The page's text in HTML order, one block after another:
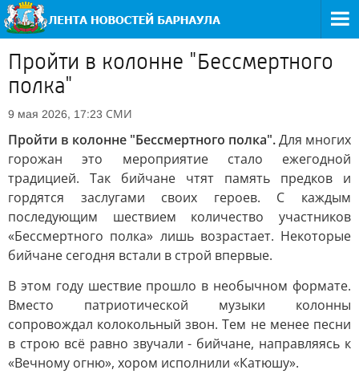
Пройти в колонне "Бессмертного
полка"
9 мая 2026, 17:23 СМИ
Пройти в колонне "Бессмертного полка".Для многих
горожан это мероприятие стало ежегодной
традицией. Так бийчане чтят память предков и
гордятся заслугами своих героев. С каждым
последующим шествием количество участников
«Бессмертного полка» лишь возрастает. Некоторые
бийчане сегодня встали в строй впервые.
В этом году шествие прошло в необычном формате.
Вместо патриотической музыки колонны
сопровождал колокольный звон. Тем не менее песни
в строю всё равно звучали - бийчане, направляясь к
«Вечному огню», хором исполнили «Катюшу».